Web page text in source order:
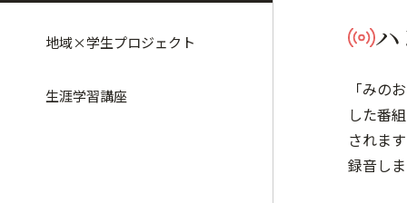
地域×学生プロジェクト
生涯学習講座
「みの
した番
されま
録音し